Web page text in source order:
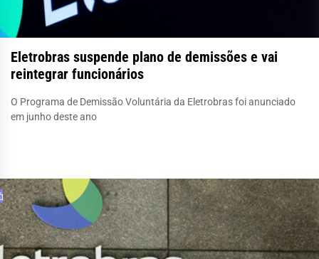
Eletrobras suspende plano de demissões e vai
reintegrar funcionários
O Programa de Demissão Voluntária da Eletrobras foi anunciado
em junho deste ano